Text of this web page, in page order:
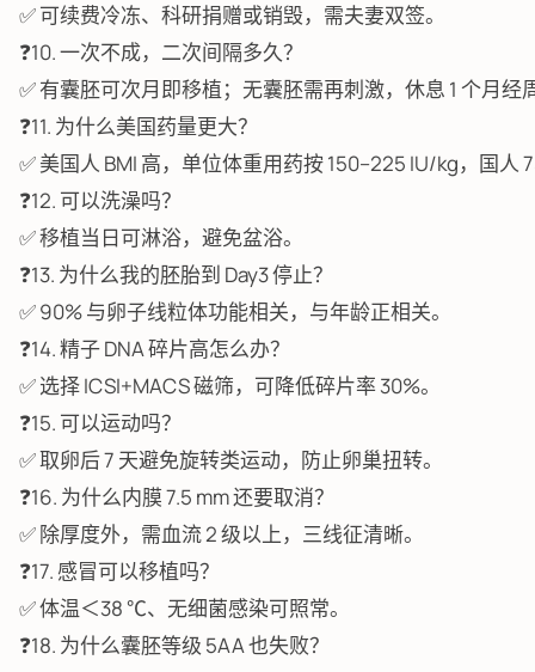
✅ 可续费冷冻、科研捐赠或销毁，需夫妻双签。
❓10. 一次不成，二次间隔多久？
✅ 有囊胚可次月即移植；无囊胚需再刺激，休息 1 个月经
❓11. 为什么美国药量更大？
✅ 美国人 BMI 高，单位体重用药按 150–225 IU/kg，国人
❓12. 可以洗澡吗？
✅ 移植当日可淋浴，避免盆浴。
❓13. 为什么我的胚胎到 Day3 停止？
✅ 90% 与卵子线粒体功能相关，与年龄正相关。
❓14. 精子 DNA 碎片高怎么办？
✅ 选择 ICSI+MACS 磁筛，可降低碎片率 30%。
❓15. 可以运动吗？
✅ 取卵后 7 天避免旋转类运动，防止卵巢扭转。
❓16. 为什么内膜 7.5 mm 还要取消？
✅ 除厚度外，需血流 2 级以上，三线征清晰。
❓17. 感冒可以移植吗？
✅ 体温＜38 ℃、无细菌感染可照常。
❓18. 为什么囊胚等级 5AA 也失败？